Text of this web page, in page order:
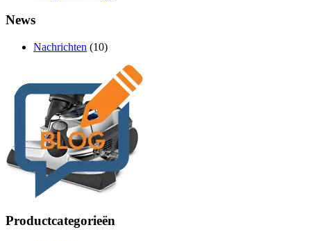
News
Nachrichten (10)
Productcategorieën